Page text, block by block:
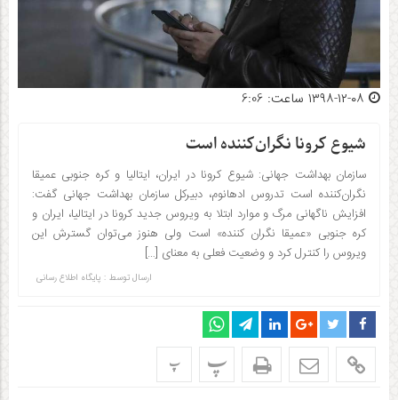
شیوع کرونا نگران‌کننده است
سازمان بهداشت جهانی: شیوع کرونا در ایران، ایتالیا و کره جنوبی عمیقا
نگران‌کننده است تدروس ادهانوم، دبیرکل سازمان بهداشت جهانی گفت:
افزایش ناگهانی مرگ و موارد ابتلا به ویروس جدید کرونا در ایتالیا، ایران و
کره جنوبی «عمیقا نگران کننده» است ولی هنوز می‌توان گسترش این
ویروس را کنترل کرد و وضعیت فعلی به معنای […]
ارسال توسط : پایگاه اطلاع رسانی
پ پ